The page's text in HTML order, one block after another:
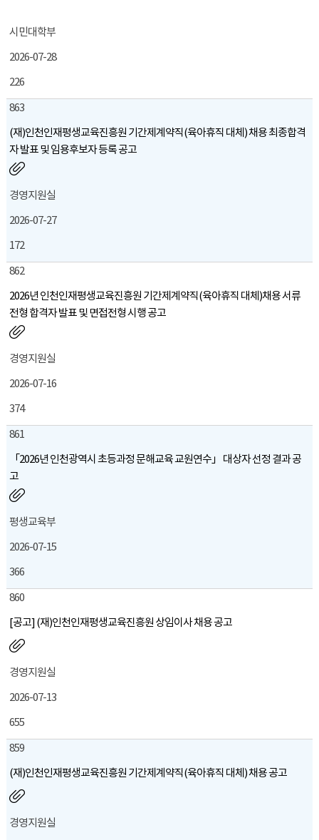
시민대학부
2026-07-28
226
863
(재)인천인재평생교육진흥원 기간제계약직(육아휴직 대체) 채용 최종합격
자 발표 및 임용후보자 등록 공고
경영지원실
2026-07-27
172
862
2026년 인천인재평생교육진흥원 기간제계약직(육아휴직 대체)채용 서류
전형 합격자 발표 및 면접전형 시행 공고
경영지원실
2026-07-16
374
861
「2026년 인천광역시 초등과정 문해교육 교원연수」 대상자 선정 결과 공
고
평생교육부
2026-07-15
366
860
[공고] (재)인천인재평생교육진흥원 상임이사 채용 공고
경영지원실
2026-07-13
655
859
(재)인천인재평생교육진흥원 기간제계약직(육아휴직 대체) 채용 공고
경영지원실